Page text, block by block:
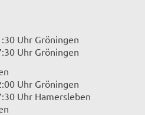
Uhr Gröningen
Uhr Gröningen
Uhr Gröningen
Uhr Hamersleben